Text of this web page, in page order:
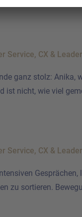
ganz stolz: Anika,
ist nicht, wie viel
Gesprächen,
zu sortieren.